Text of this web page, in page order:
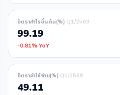
อัตรากำไรขั้นต้น(%) Q1/2569
99.19
-0.81% YoY
อัตราค่าใช้จ่าย(%) Q1/2569
49.11